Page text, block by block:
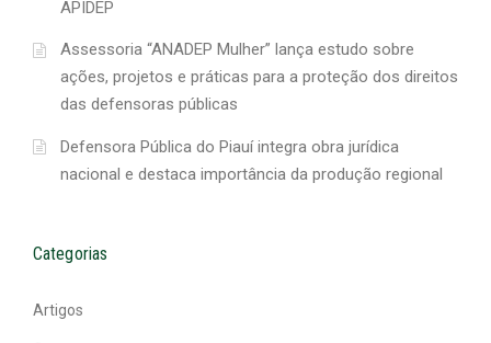
APIDEP
Assessoria “ANADEP Mulher” lança estudo sobre
ações, projetos e práticas para a proteção dos direitos
das defensoras públicas
Defensora Pública do Piauí integra obra jurídica
nacional e destaca importância da produção regional
Categorias
Artigos